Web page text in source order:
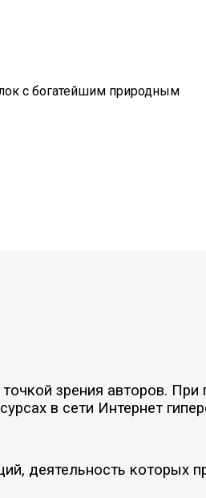
с богатейшим природным
зрения авторов. При
в сети Интернет
деятельность которых